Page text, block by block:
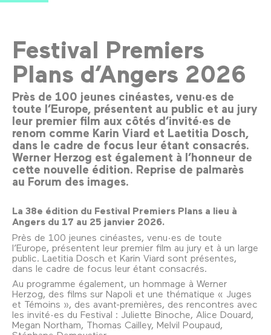
Festival Premiers
Plans d’Angers 2026
Près de 100 jeunes cinéastes, venu·es de
toute l’Europe, présentent au public et au jury
leur premier film aux côtés d’invité·es de
renom comme Karin Viard et Laetitia Dosch,
dans le cadre de focus leur étant consacrés.
Werner Herzog est également à l’honneur de
cette nouvelle édition. Reprise de palmarès
au Forum des images.
La 38e édition du Festival Premiers Plans a lieu à
Angers du 17 au 25 janvier 2026.
Près de 100 jeunes cinéastes, venu·es de toute
l’Europe, présentent leur premier film au jury et à un large
public. Laetitia Dosch et Karin Viard sont présentes,
dans le cadre de focus leur étant consacrés.
Au programme également, un hommage à Werner
Herzog, des films sur Napoli et une thématique « Juges
et Témoins », des avant-premières, des rencontres avec
les invité·es du Festival : Juliette Binoche, Alice Douard,
Megan Northam, Thomas Cailley, Melvil Poupaud,